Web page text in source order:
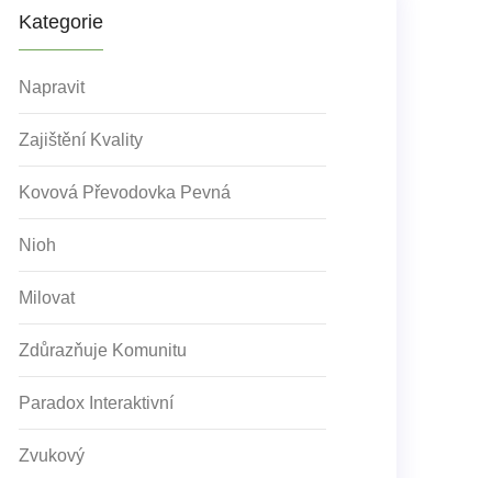
Kategorie
Napravit
Zajištění Kvality
Kovová Převodovka Pevná
Nioh
Milovat
Zdůrazňuje Komunitu
Paradox Interaktivní
Zvukový